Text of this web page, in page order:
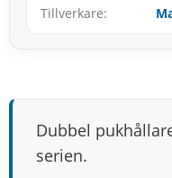
Tillverkare
Dubbel
serien.